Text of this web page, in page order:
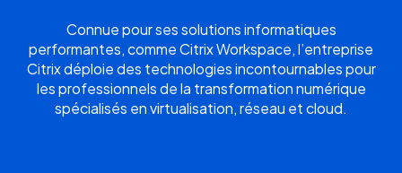
Connue pour ses solutions informatiques
performantes, comme Citrix Workspace, l’entreprise
Citrix déploie des technologies incontournables pour
les professionnels de la transformation numérique
spécialisés en virtualisation, réseau et cloud.